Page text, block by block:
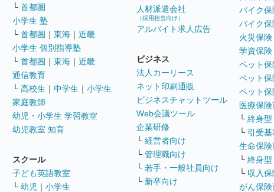
└ 首都圏
小学生 塾
└ 首都圏 ｜ 東海 ｜ 近畿
小学生 個別指導塾
└ 首都圏 ｜ 東海 ｜ 近畿
通信教育
└ 高校生 ｜ 中学生 ｜ 小学生
家庭教師
幼児・小学生 学習教室
幼児教室 知育
スクール
子ども英語教室
└ 幼児 ｜ 小学生
人材派遣会社
（採用担当向け）
アルバイト求人広告
ビジネス
法人カーリース
ネット印刷通販
ビジネスチャットツール
Web会議ツール
企業研修
└ 経営者向け
└ 管理職向け
└ 若手・一般社員向け
└ 新卒向け
バイク
バイク
火災保険
学資保険
ペット保
ペット
ペット
医療保険
└ 終身型
└ 引受
生命保険
└ 終身型
└ 収入
がん保険